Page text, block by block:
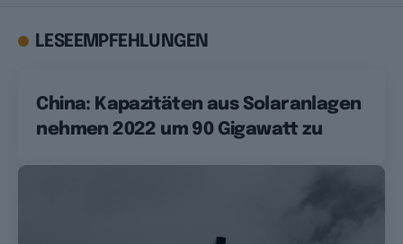
LESEEMPFEHLUNGEN
China: Kapazitäten aus Solaranlagen
nehmen 2022 um 90 Gigawatt zu